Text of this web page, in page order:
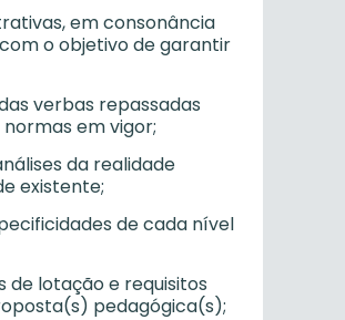
em consonância
o objetivo de garantir
verbas repassadas
em vigor;
da realidade
existente;
de cada nível
de lotação e requisitos
pedagógica(s);